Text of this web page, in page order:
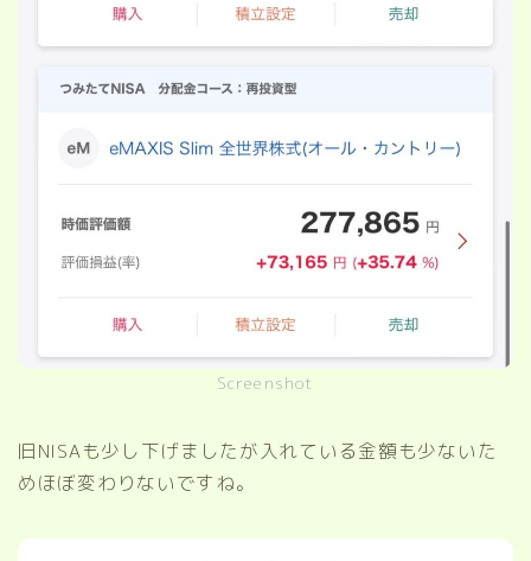
Screenshot
旧NISAも少し下げましたが入れている金額も少ないた
めほぼ変わりないですね。